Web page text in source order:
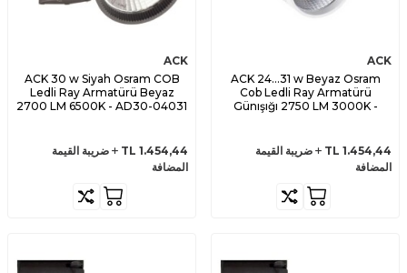
ACK
ACK 24...31 w Beyaz Osram
Cob Ledli Ray Armatürü
Günışığı 2750 LM 3000K -
1.454,44
ضريبة القيمة
المضافة
ACK
ACK 30 w Siyah Osram COB
Ledli Ray Armatürü Beyaz
2700 LM 6500K - AD30-04031
1.454,44
ضريبة القيمة
المضافة